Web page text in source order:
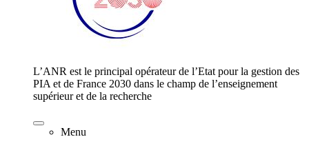
L’ANR est le principal opérateur de l’Etat pour la gestion des
PIA et de France 2030 dans le champ de l’enseignement
supérieur et de la recherche
Menu